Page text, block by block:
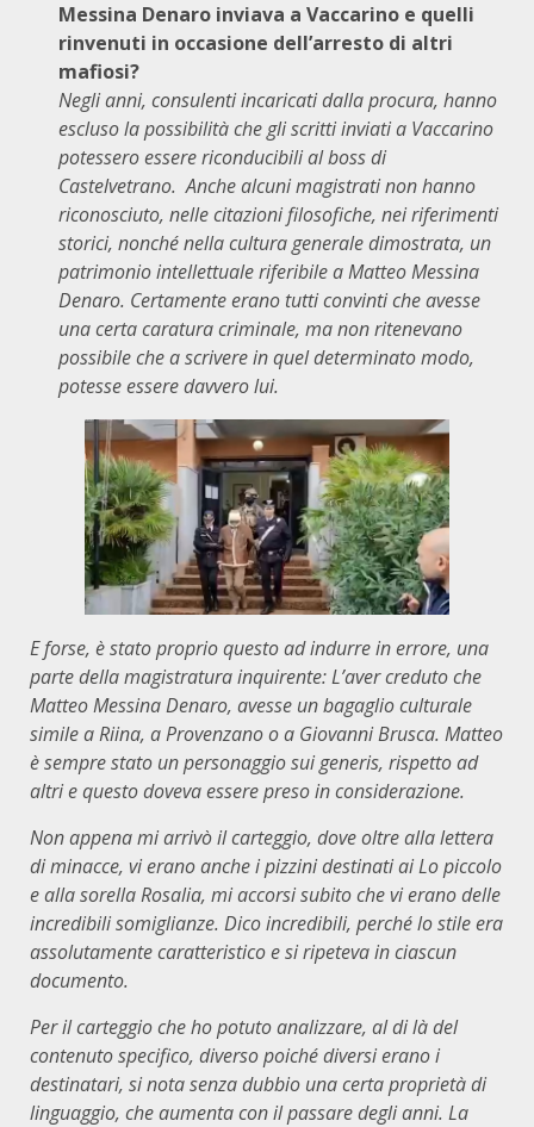
Messina Denaro inviava a Vaccarino e quelli
rinvenuti in occasione dell’arresto di altri
mafiosi?
Negli anni, consulenti incaricati dalla procura, hanno
escluso la possibilità che gli scritti inviati a Vaccarino
potessero essere riconducibili al boss di
Castelvetrano. Anche alcuni magistrati non hanno
riconosciuto, nelle citazioni filosofiche, nei riferimenti
storici, nonché nella cultura generale dimostrata, un
patrimonio intellettuale riferibile a Matteo Messina
Denaro. Certamente erano tutti convinti che avesse
una certa caratura criminale, ma non ritenevano
possibile che a scrivere in quel determinato modo,
potesse essere davvero lui.
E forse, è stato proprio questo ad indurre in errore, una
parte della magistratura inquirente: L’aver creduto che
Matteo Messina Denaro, avesse un bagaglio culturale
simile a Riina, a Provenzano o a Giovanni Brusca. Matteo
è sempre stato un personaggio sui generis, rispetto ad
altri e questo doveva essere preso in considerazione.
Non appena mi arrivò il carteggio, dove oltre alla lettera
di minacce, vi erano anche i pizzini destinati ai Lo piccolo
e alla sorella Rosalia, mi accorsi subito che vi erano delle
incredibili somiglianze. Dico incredibili, perché lo stile era
assolutamente caratteristico e si ripeteva in ciascun
documento.
Per il carteggio che ho potuto analizzare, al di là del
contenuto specifico, diverso poiché diversi erano i
destinatari, si nota senza dubbio una certa proprietà di
linguaggio, che aumenta con il passare degli anni. La